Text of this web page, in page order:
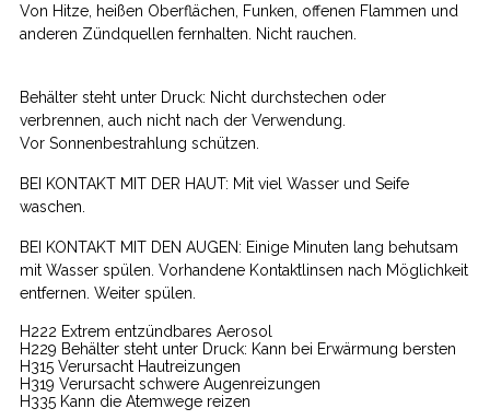
Von Hitze, heißen Oberflächen, Funken, offenen Flammen und
anderen Zündquellen fernhalten. Nicht rauchen.
Behälter steht unter Druck: Nicht durchstechen oder
verbrennen, auch nicht nach der Verwendung.
Vor Sonnenbestrahlung schützen.
BEI KONTAKT MIT DER HAUT: Mit viel Wasser und Seife
waschen.
BEI KONTAKT MIT DEN AUGEN: Einige Minuten lang behutsam
mit Wasser spülen. Vorhandene Kontaktlinsen nach Möglichkeit
entfernen. Weiter spülen.
H222 Extrem entzündbares Aerosol
H229 Behälter steht unter Druck: Kann bei Erwärmung bersten
H315 Verursacht Hautreizungen
H319 Verursacht schwere Augenreizungen
H335 Kann die Atemwege reizen